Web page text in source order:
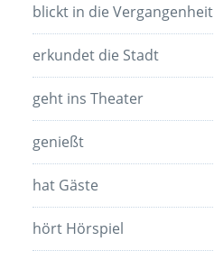
blickt in die Vergangenheit
erkundet die Stadt
geht ins Theater
genießt
hat Gäste
hört Hörspiel